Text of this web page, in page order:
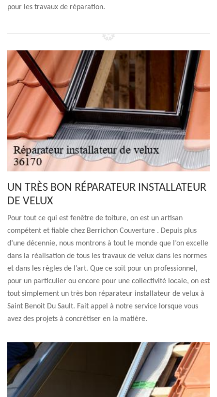
pour les travaux de réparation.
UN TRÈS BON RÉPARATEUR INSTALLATEUR
DE VELUX
Pour tout ce qui est fenêtre de toiture, on est un artisan
compétent et fiable chez Berrichon Couverture . Depuis plus
d’une décennie, nous montrons à tout le monde que l’on excelle
dans la réalisation de tous les travaux de velux dans les normes
et dans les règles de l’art. Que ce soit pour un professionnel,
pour un particulier ou encore pour une collectivité locale, on est
tout simplement un très bon réparateur installateur de velux à
Saint Benoit Du Sault. Fait appel à notre service lorsque vous
avez des projets à concrétiser en la matière.